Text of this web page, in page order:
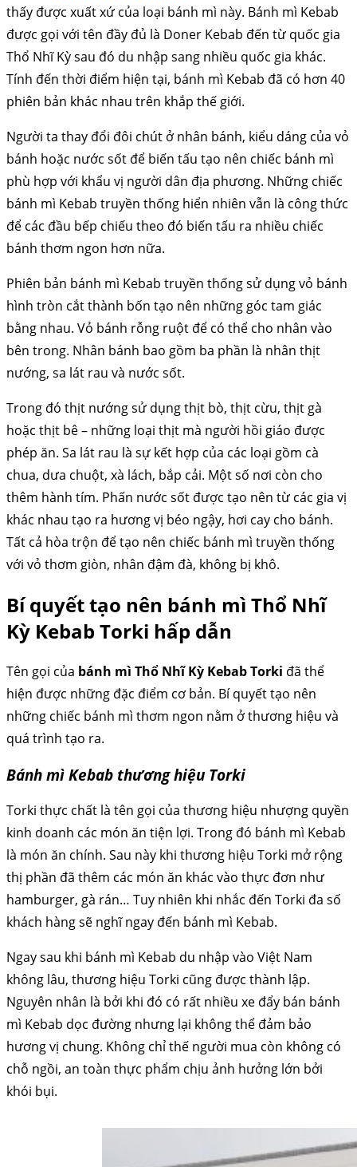
thấy được xuất xứ của loại bánh mì này. Bánh mì Kebab
được gọi với tên đầy đủ là Doner Kebab đến từ quốc gia
Thổ Nhĩ Kỳ sau đó du nhập sang nhiều quốc gia khác.
Tính đến thời điểm hiện tại, bánh mì Kebab đã có hơn 40
phiên bản khác nhau trên khắp thế giới.
Người ta thay đổi đôi chút ở nhân bánh, kiểu dáng của vỏ
bánh hoặc nước sốt để biến tấu tạo nên chiếc bánh mì
phù hợp với khẩu vị người dân địa phương. Những chiếc
bánh mì Kebab truyền thống hiển nhiên vẫn là công thức
để các đầu bếp chiếu theo đó biến tấu ra nhiều chiếc
bánh thơm ngon hơn nữa.
Phiên bản bánh mì Kebab truyền thống sử dụng vỏ bánh
hình tròn cắt thành bốn tạo nên những góc tam giác
bằng nhau. Vỏ bánh rỗng ruột để có thể cho nhân vào
bên trong. Nhân bánh bao gồm ba phần là nhân thịt
nướng, sa lát rau và nước sốt.
Trong đó thịt nướng sử dụng thịt bò, thịt cừu, thịt gà
hoặc thịt bê – những loại thịt mà người hồi giáo được
phép ăn. Sa lát rau là sự kết hợp của các loại gồm cà
chua, dưa chuột, xà lách, bắp cải. Một số nơi còn cho
thêm hành tím. Phấn nước sốt được tạo nên từ các gia vị
khác nhau tạo ra hương vị béo ngậy, hơi cay cho bánh.
Tất cả hòa trộn để tạo nên chiếc bánh mì truyền thống
với vỏ thơm giòn, nhân đậm đà, không bị khô.
Bí quyết tạo nên bánh mì Thổ Nhĩ
Kỳ Kebab Torki hấp dẫn
Tên gọi của bánh mì Thổ Nhĩ Kỳ Kebab Torki đã thể
hiện được những đặc điểm cơ bản. Bí quyết tạo nên
những chiếc bánh mì thơm ngon nằm ở thương hiệu và
quá trình tạo ra.
Bánh mì Kebab thương hiệu Torki
Torki thực chất là tên gọi của thương hiệu nhượng quyền
kinh doanh các món ăn tiện lợi. Trong đó bánh mì Kebab
là món ăn chính. Sau này khi thương hiệu Torki mở rộng
thị phần đã thêm các món ăn khác vào thực đơn như
hamburger, gà rán… Tuy nhiên khi nhắc đến Torki đa số
khách hàng sẽ nghĩ ngay đến bánh mì Kebab.
Ngay sau khi bánh mì Kebab du nhập vào Việt Nam
không lâu, thương hiệu Torki cũng được thành lập.
Nguyên nhân là bởi khi đó có rất nhiều xe đẩy bán bánh
mì Kebab dọc đường nhưng lại không thể đảm bảo
hương vị chung. Không chỉ thế người mua còn không có
chỗ ngồi, an toàn thực phẩm chịu ảnh hưởng lớn bởi
khói bụi.